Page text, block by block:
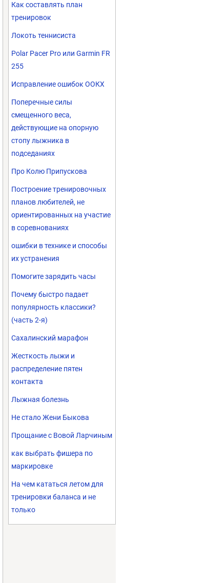
Как составлять план
тренировок
Локоть теннисиста
Polar Pacer Pro или Garmin FR
255
Исправление ошибок ООКХ
Поперечные силы
смещенного веса,
действующие на опорную
стопу лыжника в
подседаниях
Про Колю Припускова
Построение тренировочных
планов любителей, не
ориентированных на участие
в соревнованиях
ошибки в технике и способы
их устранения
Помогите зарядить часы
Почему быстро падает
популярность классики?
(часть 2-я)
Сахалинский марафон
Жесткость лыжи и
распределение пятен
контакта
Лыжная болезнь
Не стало Жени Быкова
Прощание с Вовой Ларчиным
как выбрать фишера по
маркировке
На чем кататься летом для
тренировки баланса и не
только